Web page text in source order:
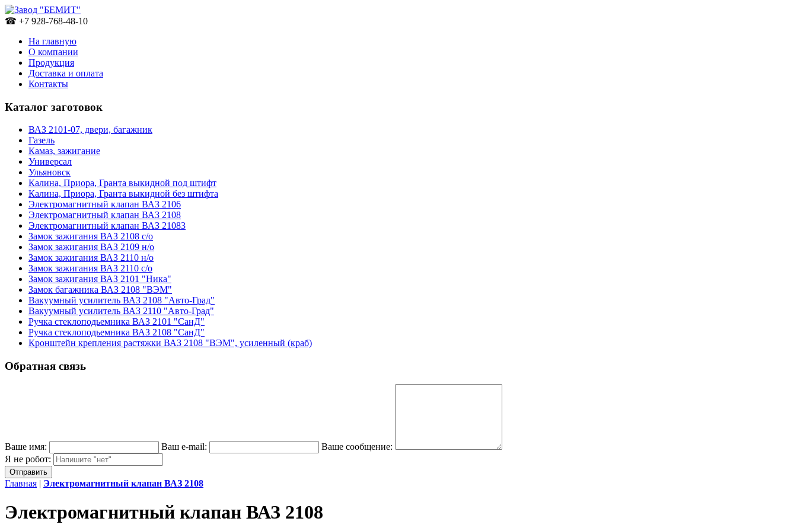
☎ +7 928-768-48-10
На главную
О компании
Продукция
Доставка и оплата
Контакты
Каталог заготовок
ВАЗ 2101-07, двери, багажник
Газель
Камаз, зажигание
Универсал
Ульяновск
Калина, Приора, Гранта выкидной под штифт
Калина, Приора, Гранта выкидной без штифта
Электромагнитный клапан ВАЗ 2106
Электромагнитный клапан ВАЗ 2108
Электромагнитный клапан ВАЗ 21083
Замок зажигания ВАЗ 2108 с/о
Замок зажигания ВАЗ 2109 н/о
Замок зажигания ВАЗ 2110 н/о
Замок зажигания ВАЗ 2110 с/о
Замок зажигания ВАЗ 2101 "Ника"
Замок багажника ВАЗ 2108 "ВЭМ"
Вакуумный усилитель ВАЗ 2108 "Авто-Град"
Вакуумный усилитель ВАЗ 2110 "Авто-Град"
Ручка стеклоподьемника ВАЗ 2101 "СанД"
Ручка стеклоподьемника ВАЗ 2108 "СанД"
Кронштейн крепления растяжки ВАЗ 2108 "ВЭМ", усиленный (краб)
Обратная связь
Ваше имя: Ваш e-mail:
Ваше сообщение:
Я не робот:
Главная | Электромагнитный клапан ВАЗ 2108
Электромагнитный клапан ВАЗ 2108